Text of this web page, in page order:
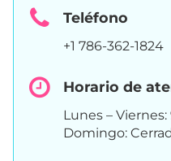
Teléfono
+1 786-362-1824
Horario de
Lunes – Viernes:
Domingo: